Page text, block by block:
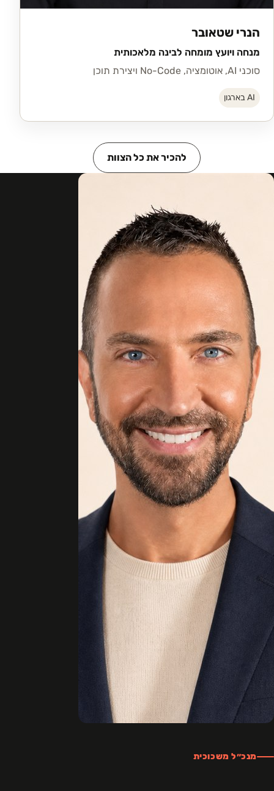
הנרי שטאובר
מנחה ויועץ מומחה לבינה מלאכותית
סוכני AI, אוטומציה, No-Code ויצירת תוכן
AI בארגון
להכיר את כל הצוות
מנכ״ל משכוכית